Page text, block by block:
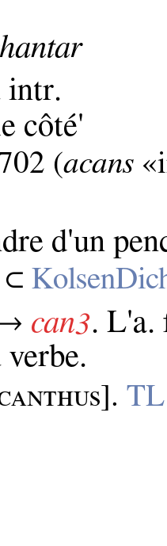
intr.
côté'
(acans
d'un
⊂
can3. L'a.
TL